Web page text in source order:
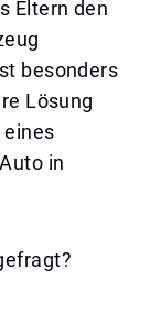
Eltern den
besonders
Lösung
eines
in